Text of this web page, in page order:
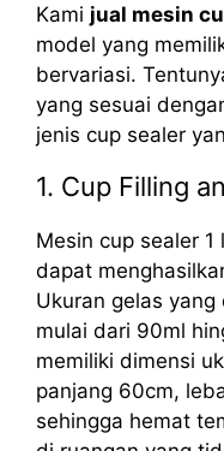
Kami jual mesin
model yang
bervariasi.
yang sesuai
jenis cup sealer
1. Cup Filling
Mesin cup sealer
dapat
Ukuran gelas
mulai dari 90ml
memiliki dimensi
panjang 60cm,
sehingga hemat